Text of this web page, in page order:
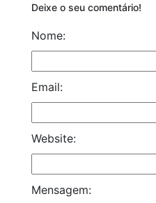
Deixe o seu comentário!
Nome:
Email:
Website:
Mensagem: